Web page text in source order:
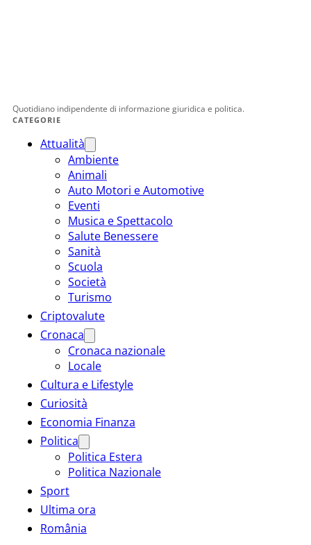
Quotidiano indipendente di informazione giuridica e politica.
CATEGORIE
Attualità
Ambiente
Animali
Auto Motori e Automotive
Eventi
Musica e Spettacolo
Salute Benessere
Sanità
Scuola
Società
Turismo
Criptovalute
Cronaca
Cronaca nazionale
Locale
Cultura e Lifestyle
Curiosità
Economia Finanza
Politica
Politica Estera
Politica Nazionale
Sport
Ultima ora
România